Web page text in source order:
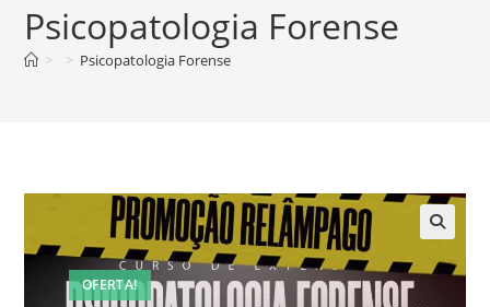
Psicopatologia Forense
> > Psicopatologia Forense
OFERTA!